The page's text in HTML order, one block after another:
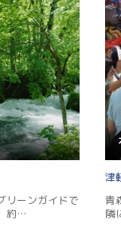
リーンガイドで
約…
津
青
隣